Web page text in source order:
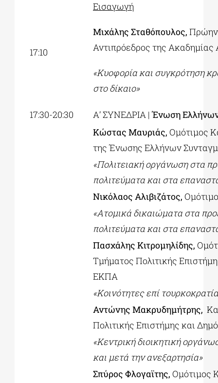
17:10
Εισαγωγή
Μιχάλης Σταθόπουλος,
Αντιπρόεδρος της
«Κυοφορία και συγκρότηση
στο δίκαιο»
17:30-20:30 Α’ ΣΥΝΕΔΡΙΑ | Ένωση
Κώστας Μαυριάς, Ομότιμος
της Ένωσης Ελλήνων
«Πολιτειακή οργάνωση στα
πολιτεύματα και στα
Νικόλαος Αλιβιζάτος,
«Ατομικά δικαιώματα στα
πολιτεύματα και στα
Πασχάλης Κιτρομηλίδης,
Τμήματος Πολιτικής
ΕΚΠΑ
«Κοινότητες επί
Αντώνης Μακρυδημήτρης,
Πολιτικής Επιστήμης και
«Κεντρική διοικητική
και μετά την ανεξαρτησία»
Σπύρος Φλογαϊτης, Ομότιμος